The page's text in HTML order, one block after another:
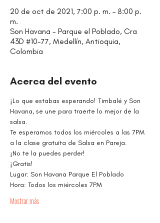
20 de oct de 2021, 7:00 p. m. – 8:00 p.
m.
Son Havana - Parque el Poblado, Cra
43D #10-77, Medellín, Antioquia,
Colombia
Acerca del evento
¡Lo que estabas esperando! Timbalé y Son
Havana, se une para traerte lo mejor de la
salsa.
Te esperamos todos los miércoles a las 7PM
a la clase gratuita de Salsa en Pareja.
¡No te la puedes perder!
¡Gratis!
Lugar: Son Havana Parque El Poblado
Hora: Todos los miércoles 7PM
Mostrar más